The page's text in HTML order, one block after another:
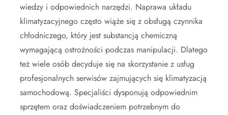
wiedzy i odpowiednich narzędzi. Naprawa układu
klimatyzacyjnego często wiąże się z obsługą czynnika
chłodniczego, który jest substancją chemiczną
wymagającą ostrożności podczas manipulacji. Dlatego
też wiele osób decyduje się na skorzystanie z usług
profesjonalnych serwisów zajmujących się klimatyzacją
samochodową. Specjaliści dysponują odpowiednim
sprzętem oraz doświadczeniem potrzebnym do